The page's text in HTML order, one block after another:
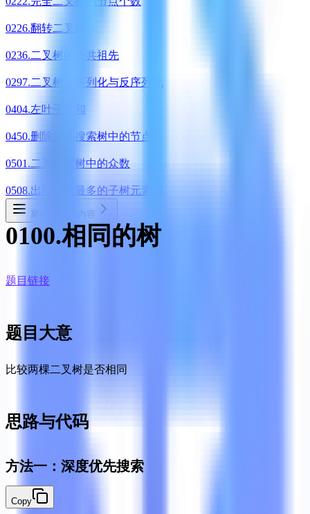
0226.翻转二叉树
0236.二叉树的公共祖先
0297.二叉树的序列化与反序列化
0404.左叶子之和
0450.删除二叉搜索树中的节点
0501.二叉搜索树中的众数
0508.出现次数最多的子树元素和
菜单 本页内容
0100.相同的树
题目链接
题目大意
比较两棵二叉树是否相同
思路与代码
方法一：深度优先搜索
Copy